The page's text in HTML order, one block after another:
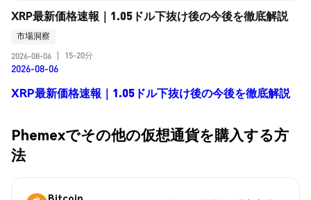
XRP最新価格速報｜1.05ドル下抜け後の今後を徹底解説
市場洞察
2026-08-06
15-20分
2026-08-06
XRP最新価格速報｜1.05ドル下抜け後の今後を徹底解説
Phemexでその他の仮想通貨を購入する方
法